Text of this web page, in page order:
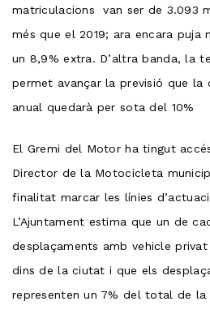
matriculacions van ser de 3.093
més que el 2019; ara encara puja
un 8,9% extra. D’altra banda, la
permet avançar la previsió que la
anual quedarà per sota del 10%
El Gremi del Motor ha tingut
Director de la Motocicleta
finalitat marcar les línies
L’Ajuntament estima que un de
desplaçaments amb vehicle
dins de la ciutat i que els
representen un 7% del total de